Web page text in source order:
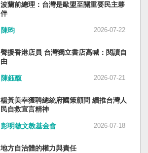
波蘭前總理：台灣是歐盟至關重要民主夥
伴
陳昀 2026-07-22
聲援香港店員 台灣獨立書店高喊：閱讀自
由
陳鈺馥 2026-07-21
楊黃美幸獲聘總統府國策顧問 續推台灣人
民自救宣言精神
彭明敏文教基金會 2026-07-18
地方自治體的權力與責任